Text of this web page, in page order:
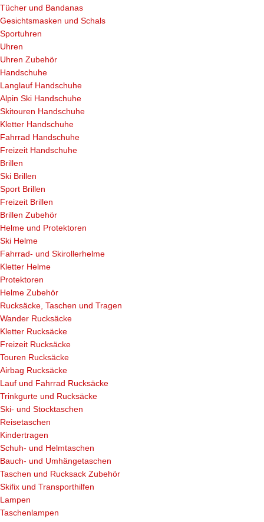
Tücher und Bandanas
Gesichtsmasken und Schals
Sportuhren
Uhren
Uhren Zubehör
Handschuhe
Langlauf Handschuhe
Alpin Ski Handschuhe
Skitouren Handschuhe
Kletter Handschuhe
Fahrrad Handschuhe
Freizeit Handschuhe
Brillen
Ski Brillen
Sport Brillen
Freizeit Brillen
Brillen Zubehör
Helme und Protektoren
Ski Helme
Fahrrad- und Skirollerhelme
Kletter Helme
Protektoren
Helme Zubehör
Rucksäcke, Taschen und Tragen
Wander Rucksäcke
Kletter Rucksäcke
Freizeit Rucksäcke
Touren Rucksäcke
Airbag Rucksäcke
Lauf und Fahrrad Rucksäcke
Trinkgurte und Rucksäcke
Ski- und Stocktaschen
Reisetaschen
Kindertragen
Schuh- und Helmtaschen
Bauch- und Umhängetaschen
Taschen und Rucksack Zubehör
Skifix und Transporthilfen
Lampen
Taschenlampen